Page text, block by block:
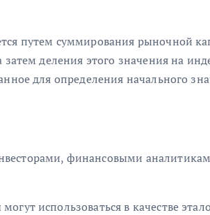
путем суммирования рыночной
деления этого значения на
для определения начального
финансовыми
использоваться в качестве